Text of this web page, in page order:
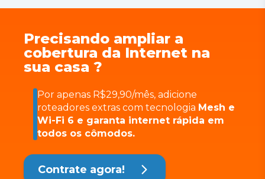
Precisando ampliar a
cobertura da Internet na
sua casa ?
Por apenas R$29,90/mês, adicione
roteadores extras com tecnologia Mesh e
Wi-Fi 6 e garanta internet rápida em
todos os cômodos.
Contrate agora!